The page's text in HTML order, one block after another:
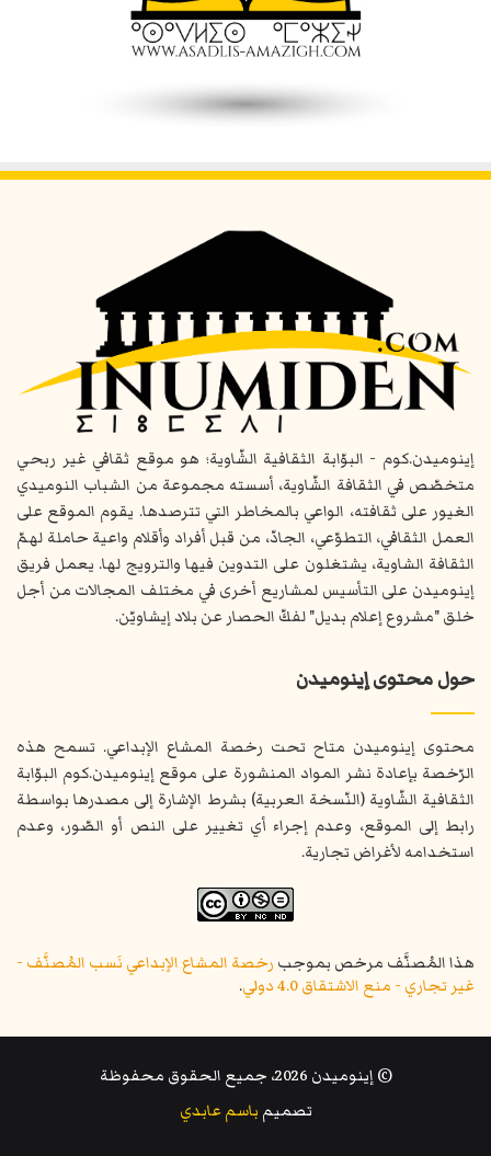
إينوميدن.كوم - البوّابة الثقافية الشّاوية؛ هو موقع ثقافي غير ربحي
متخصّص في الثقافة الشّاوية، أسسته مجموعة من الشباب النوميدي
الغيور على ثقافته، الواعي بالمخاطر التي تترصدها. يقوم الموقع على
العمل الثقافي، التطوّعي، الجادّ، من قبل أفراد وأقلام واعية حاملة لهمّ
الثقافة الشاوية، يشتغلون على التدوين فيها والترويج لها. يعمل فريق
إينوميدن على التأسيس لمشاريع أخرى في مختلف المجالات من أجل
خلق "مشروع إعلام بديل" لفكّ الحصار عن بلاد إيشاويّن.
حول محتوى إينوميدن
محتوى إينوميدن متاح تحت رخصة المشاع الإبداعي. تسمح هذه
الرّخصة بإعادة نشر المواد المنشورة على موقع إينوميدن.كوم البوّابة
الثقافية الشّاوية (النّسخة العربية) بشرط الإشارة إلى مصدرها بواسطة
رابط إلى الموقع، وعدم إجراء أي تغيير على النص أو الصّور، وعدم
استخدامه لأغراض تجارية.
هذا المُصنَّف مرخص بموجب رخصة المشاع الإبداعي نَسب المُصنَّف -
غير تجاري - منع الاشتقاق 4.0 دولي
.
© إينوميدن 2026، جميع الحقوق محفوظة
تصميم باسم عابدي